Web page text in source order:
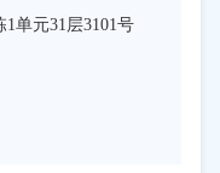
单元31层3101号